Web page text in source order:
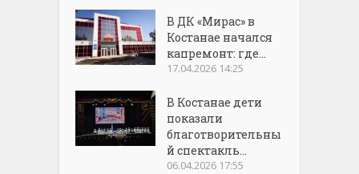
В ДК «Мирас» в
Костанае начался
капремонт: где...
17.04.2026 14:25
В Костанае дети
показали
благотворительны
й спектакль...
06.04.2026 17:55